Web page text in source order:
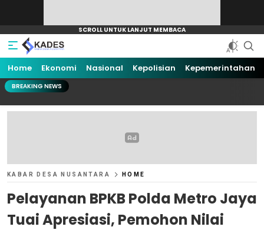
Home Ekonomi Nasional Kepolisian Kepemerintahan
BREAKING NEWS
KABAR DESA NUSANTARA HOME
Pelayanan BPKB Polda Metro Jaya
Tuai Apresiasi, Pemohon Nilai